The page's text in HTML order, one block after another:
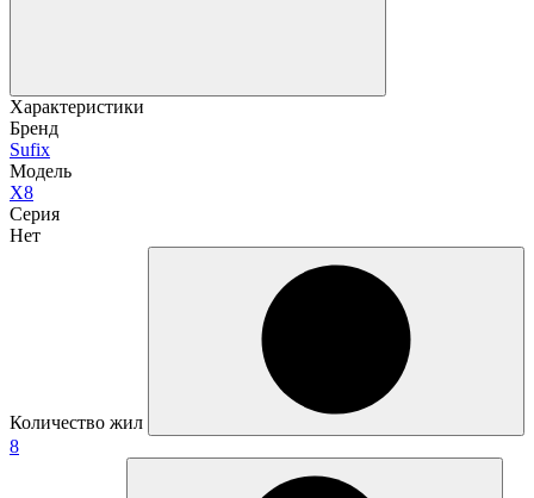
Характеристики
Бренд
Sufix
Модель
X8
Серия
Нет
Количество жил
8